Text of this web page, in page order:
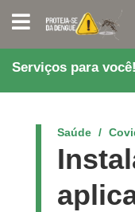
PARANÁ
CONTRA
A
DENGUE
Serviços para você!
Saúde